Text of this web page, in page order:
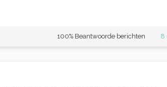
8
100% Beantwoorde berichten